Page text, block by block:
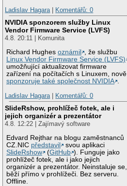
Ladislav Hagara
Komentářů: 0
NVIDIA sponzorem služby Linux
Vendor Firmware Service (LVFS)
4.8. 20:11 | Komunita
Richard Hughesoznámil
, že službu
Linux Vendor Firmware Service (LVFS)
umožňující aktualizovat firmware
zařízení na počítačích s Linuxem, nově
sponzoruje také společnost NVIDIA .
Ladislav Hagara | Komentářů: 0
SlideRshow, prohlížeč fotek, ale i
jejich organizér a prezentátor
4.8. 12:22 | Zajímavý software
Edvard Rejthar na blogu zaměstnanců
CZ.NIC představil
svou aplikaci
SlideRshow
(GitHub ). Funguje jako
prohlížeč fotek, ale i jako jejich
organizér a prezentátor. Neinstaluje se,
běží přímo v prohlížeči. Bez serveru.
Offline.